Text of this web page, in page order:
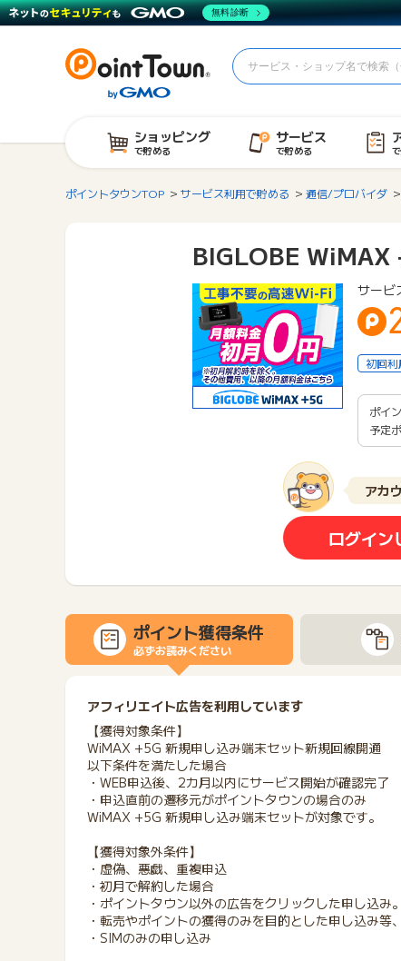
ショッピング
で貯める
サービス
で貯める
ポイントタウンTOP サービス利用で貯める 通信/プロバイダ
BIGLOBE WiMAX
サービ
初回利
ポイ
予定
アカ
ログイン
ポイント獲得条件
必ずお読みください
アフィリエイト広告を利用しています
【獲得対象条件】
WiMAX +5G 新規申し込み端末セット新規回線開通
以下条件を満たした場合
・WEB申込後、2カ月以内にサービス開始が確認完了
・申込直前の遷移元がポイントタウンの場合のみ
WiMAX +5G 新規申し込み端末セットが対象です。
【獲得対象外条件】
・虚偽、悪戯、重複申込
・初月で解約した場合
・ポイントタウン以外の広告をクリックした申し込み。
・転売やポイントの獲得のみを目的とした申し込み等
・SIMのみの申し込み
無料診断